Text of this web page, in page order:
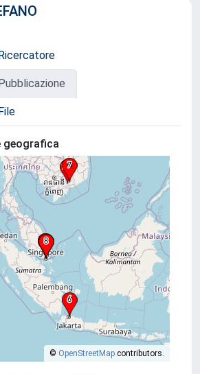
geografica
© OpenStreetMap contributors.